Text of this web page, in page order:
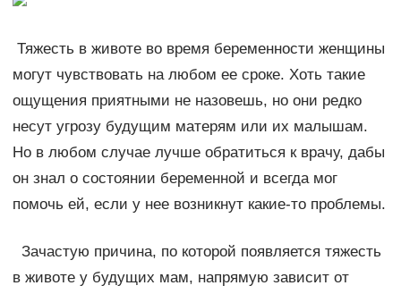
Тяжесть в животе во время беременности женщины
могут чувствовать на любом ее сроке. Хоть такие
ощущения приятными не назовешь, но они редко
несут угрозу будущим матерям или их малышам.
Но в любом случае лучше обратиться к врачу, дабы
он знал о состоянии беременной и всегда мог
помочь ей, если у нее возникнут какие-то проблемы.
Зачастую причина, по которой появляется тяжесть
в животе у будущих мам, напрямую зависит от